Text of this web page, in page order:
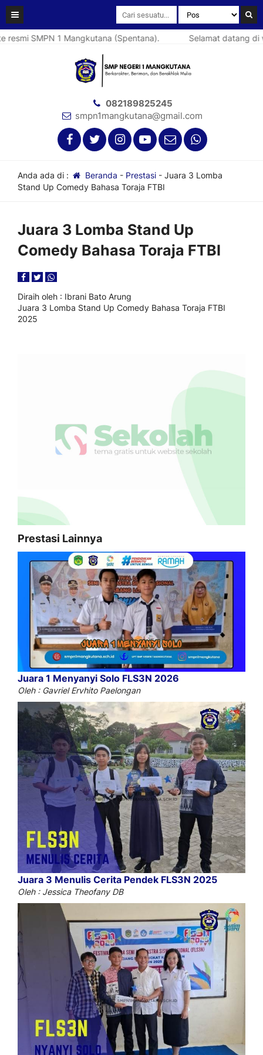
SMPN 1 Mangkutana (Spentana). Selamat datang di
082189825245
smpn1mangkutana@gmail.com
Anda ada di : Beranda - Prestasi- Juara 3 Lomba
Stand Up Comedy Bahasa Toraja FTBI
Juara 3 Lomba Stand Up
Comedy Bahasa Toraja FTBI
Diraih oleh : Ibrani Bato Arung
Juara 3 Lomba Stand Up Comedy Bahasa Toraja FTBI
2025
Prestasi Lainnya
Juara 1 Menyanyi Solo FLS3N 2026
Oleh : Gavriel Ervhito Paelongan
Juara 3 Menulis Cerita Pendek FLS3N 2025
Oleh : Jessica Theofany DB